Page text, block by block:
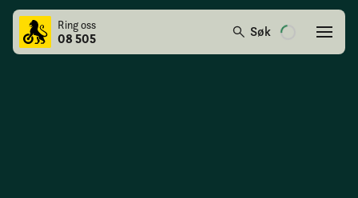
Ring oss
08 505 Søk